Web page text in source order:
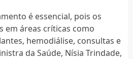
é essencial, pois os
em áreas críticas como
hemodiálise, consultas e
da Saúde, Nísia Trindade,